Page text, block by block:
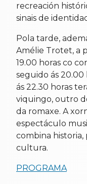
recreación
sinais de
Pola tarde,
Amélie Trotet, a
19.00 horas co
seguido ás 20.00
ás 22.30 horas
viquingo, outro
da romaxe. A
espectáculo
combina
cultura.
PROGRAMA